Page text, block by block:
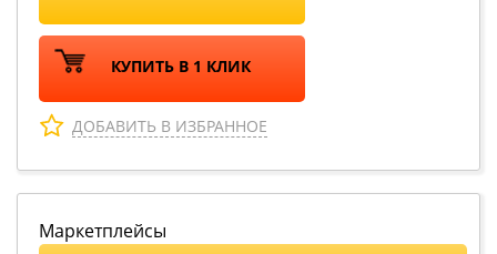
КУПИТЬ В 1 КЛИК
ДОБАВИТЬ В ИЗБРАННОЕ
Маркетплейсы